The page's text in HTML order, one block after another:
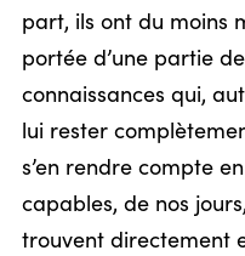
part, ils ont du moins
portée d’une partie
connaissances qui,
lui rester
s’en rendre compte
capables, de nos
trouvent directement